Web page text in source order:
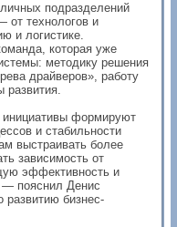
подразделений
от технологов и
и логистике.
которая уже
методику решения
драйверов», работу
развития.
формируют
и стабильности
выстраивать более
зависимость от
эффективность и
— пояснил Денис
развитию бизнес-